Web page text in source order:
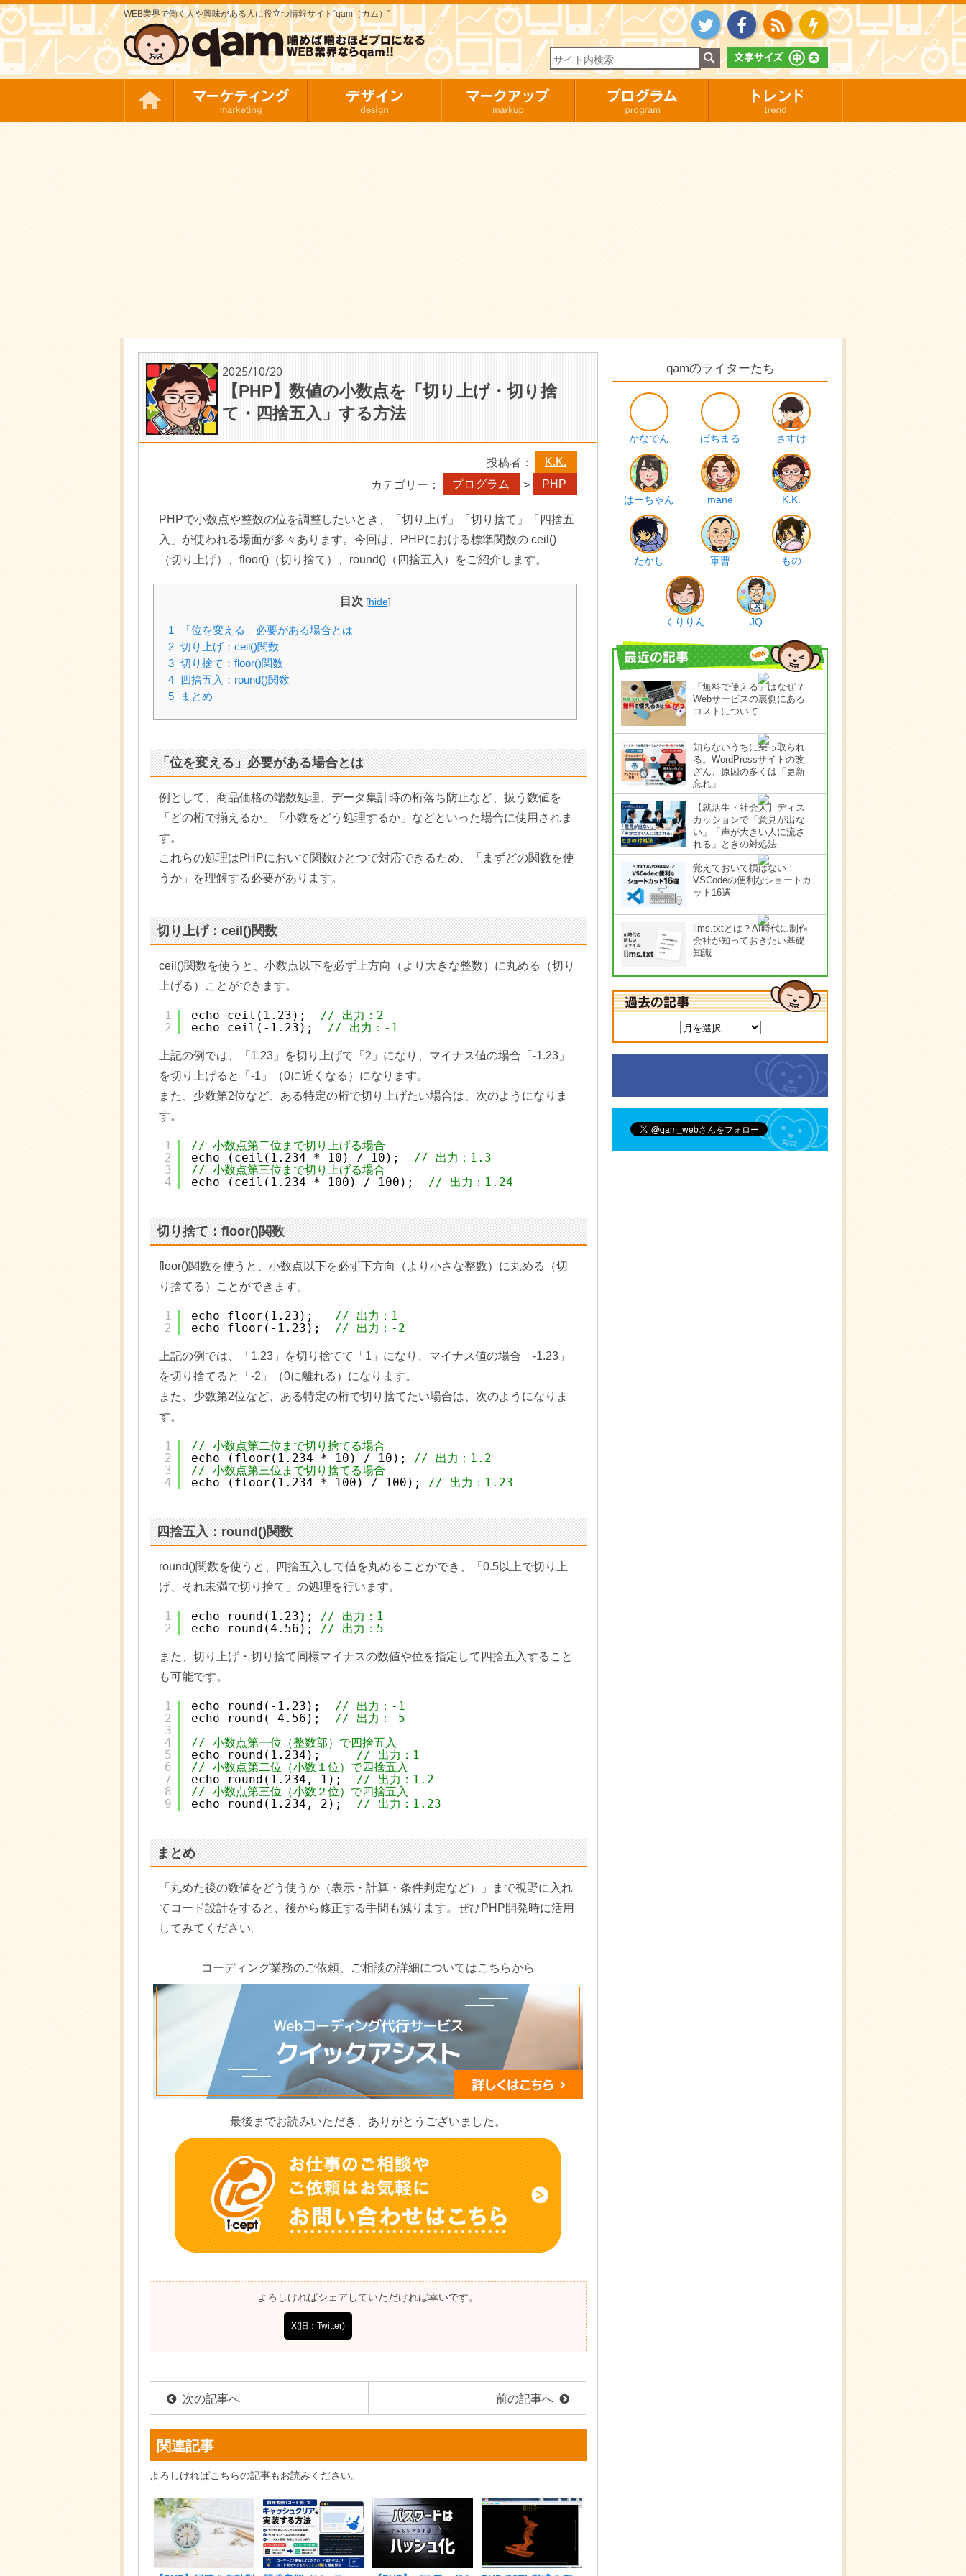
WEB業界で働く人や興味がある人に役立つ情報サイト“qam（カム）”
2025/10/20
【PHP】数値の小数点を「切り上げ・切り捨
て・四捨五入」する方法
投稿者：
K.K.
カテゴリー：
プログラム > PHP
PHPで小数点や整数の位を調整したいとき、「切り上げ」「切り捨て」「四捨五
入」が使われる場面が多々あります。今回は、PHPにおける標準関数の ceil()
（切り上げ）、floor()（切り捨て）、round()（四捨五入）をご紹介します。
目次 [hide]
1
「位を変える」必要がある場合とは
2 切り上げ：ceil()関数
3 切り捨て：floor()関数
4
四捨五入：round()関数
5
まとめ
「位を変える」必要がある場合とは
例として、商品価格の端数処理、データ集計時の桁落ち防止など、扱う数値を
「どの桁で揃えるか」「小数をどう処理するか」などといった場合に使用されま
す。
これらの処理はPHPにおいて関数ひとつで対応できるため、「まずどの関数を使
うか」を理解する必要があります。
切り上げ：ceil()関数
ceil()関数を使うと、小数点以下を必ず上方向（より大きな整数）に丸める（切り
上げる）ことができます。
1
2
echo ceil(1.23); // 出力：2
echo ceil(-1.23); // 出力：-1
上記の例では、「1.23」を切り上げて「2」になり、マイナス値の場合「-1.23」
を切り上げると「-1」（0に近くなる）になります。
また、少数第2位など、ある特定の桁で切り上げたい場合は、次のようになりま
す。
1
2
3
4
// 小数点第二位まで切り上げる場合
echo (ceil(1.234 * 10) / 10); // 出力：1.3
// 小数点第三位まで切り上げる場合
echo (ceil(1.234 * 100) / 100); // 出力：1.24
切り捨て：floor()関数
floor()関数を使うと、小数点以下を必ず下方向（より小さな整数）に丸める（切
り捨てる）ことができます。
1
2
echo floor(1.23); // 出力：1
echo floor(-1.23); // 出力：-2
上記の例では、「1.23」を切り捨てて「1」になり、マイナス値の場合「-1.23」
を切り捨てると「-2」（0に離れる）になります。
また、少数第2位など、ある特定の桁で切り捨てたい場合は、次のようになりま
す。
1
2
3
4
// 小数点第二位まで切り捨てる場合
echo (floor(1.234 * 10) / 10); // 出力：1.2
// 小数点第三位まで切り捨てる場合
echo (floor(1.234 * 100) / 100); // 出力：1.23
四捨五入：round()関数
round()関数を使うと、四捨五入して値を丸めることができ、「0.5以上で切り上
げ、それ未満で切り捨て」の処理を行います。
1
2
echo round(1.23); // 出力：1
echo round(4.56); // 出力：5
また、切り上げ・切り捨て同様マイナスの数値や位を指定して四捨五入すること
も可能です。
1
2
3
4
5
6
7
8
9
echo round(-1.23); // 出力：-1
echo round(-4.56); // 出力：-5
// 小数点第一位（整数部）で四捨五入
echo round(1.234); // 出力：1
// 小数点第二位（小数１位）で四捨五入
echo round(1.234, 1); // 出力：1.2
// 小数点第三位（小数２位）で四捨五入
echo round(1.234, 2); // 出力：1.23
まとめ
「丸めた後の数値をどう使うか（表示・計算・条件判定など）」まで視野に入れ
てコード設計をすると、後から修正する手間も減ります。ぜひPHP開発時に活用
してみてください。
コーディング業務のご依頼、ご相談の詳細についてはこちらから
最後までお読みいただき、ありがとうございました。
よろしければシェアしていただければ幸いです。
X(旧：Twitter)
次の記事へ 前の記事へ
関連記事
よろしければこちらの記事もお読みください。
qamのライターたち
かなでん ぱちまる さすけ
はーちゃん mane K.K.
たかし 軍曹 もの
くりりん JQ
「無料で使える」はなぜ？
Webサービスの裏側にある
コストについて
知らないうちに乗っ取られ
る。WordPressサイトの改
ざん、原因の多くは「更新
忘れ」
【就活生・社会人】ディス
カッションで「意見が出な
い」「声が大きい人に流さ
れる」ときの対処法
覚えておいて損はない！
VSCodeの便利なショートカ
ット16選
llms.txtとは？AI時代に制作
会社が知っておきたい基礎
知識